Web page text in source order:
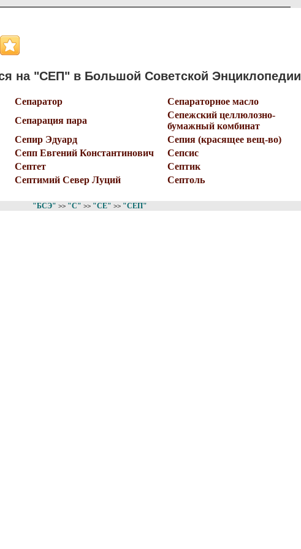
на "СЕП" в Большой Советской Энциклопедии
Сепаратор
Сепараторное масло
Сепарация пара
Сепежский целлюлозно-
бумажный комбинат
Сепир Эдуард
Сепия (красящее вещ-во)
Сепп Евгений Константинович
Сепсис
Септет
Септик
Септимий Север Луций
Септоль
"БСЭ" >> "С" >> "СЕ" >> "СЕП"